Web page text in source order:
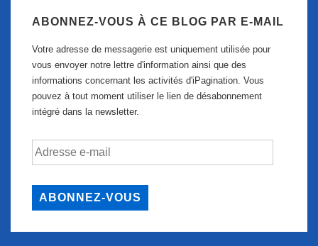
ABONNEZ-VOUS À CE BLOG PAR E-MAIL
Votre adresse de messagerie est uniquement utilisée pour
vous envoyer notre lettre d'information ainsi que des
informations concernant les activités d'iPagination. Vous
pouvez à tout moment utiliser le lien de désabonnement
intégré dans la newsletter.
Adresse
e-
ABONNEZ-VOUS